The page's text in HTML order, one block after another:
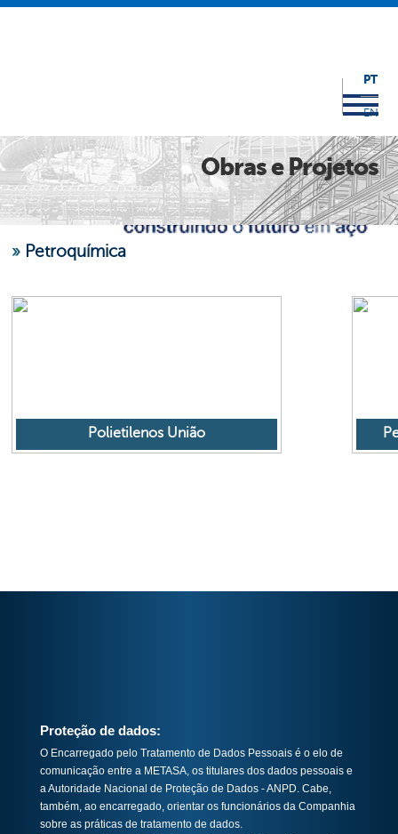
PT
EN
Obras e Projetos
» Petroquímica
Polietilenos União
Proteção de dados:
O Encarregado pelo Tratamento de Dados Pessoais é o elo de
comunicação entre a METASA, os titulares dos dados pessoais e
a Autoridade Nacional de Proteção de Dados - ANPD. Cabe,
também, ao encarregado, orientar os funcionários da Companhia
sobre as práticas de tratamento de dados.